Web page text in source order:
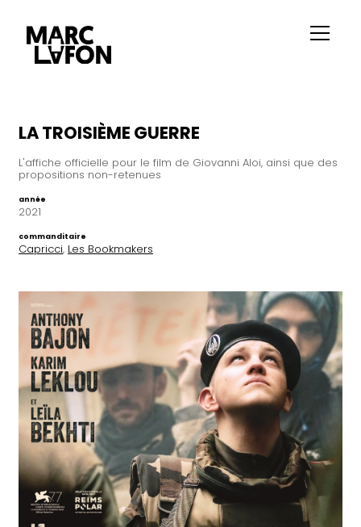
LA TROISIÈME GUERRE
L'affiche officielle pour le film de Giovanni Aloi, ainsi que des
propositions non-retenues
année
2021
commanditaire
Capricci, Les Bookmakers